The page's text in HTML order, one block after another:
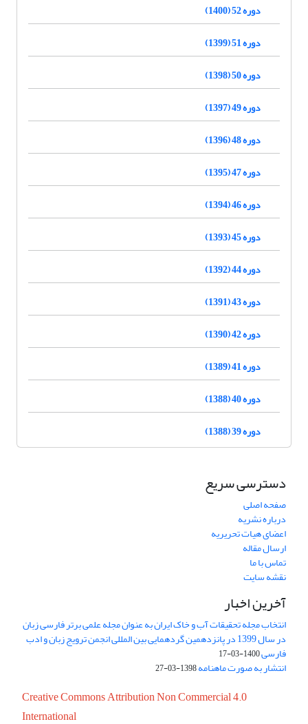
دوره 52 (1400)
دوره 51 (1399)
دوره 50 (1398)
دوره 49 (1397)
دوره 48 (1396)
دوره 47 (1395)
دوره 46 (1394)
دوره 45 (1393)
دوره 44 (1392)
دوره 43 (1391)
دوره 42 (1390)
دوره 41 (1389)
دوره 40 (1388)
دوره 39 (1388)
دسترسی سریع
صفحه اصلی
درباره نشریه
اعضای هیات تحریریه
ارسال مقاله
تماس با ما
نقشه سایت
آخرین اخبار
انتخاب مجله تحقیقات آب و خاک ایران به عنوان مجله علمی برتر فارسی زبان
در سال 1399 در پانزدهمین گردهمایی بین المللی انجمن ترویج زبان و ادب
فارسی1400-03-17
انتشار به صورت ماهنامه1398-03-27
Creative Commons Attribution Non Commercial 4.0
International